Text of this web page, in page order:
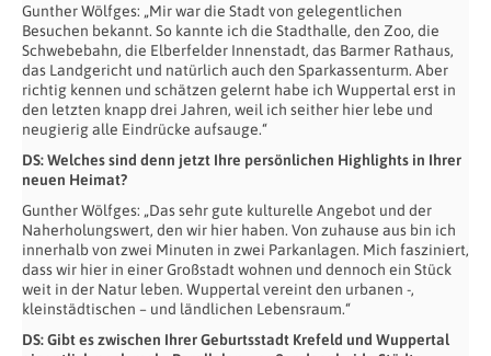
Gunther Wölfges: „Mir war die Stadt von gelegentlichen
Besuchen bekannt. So kannte ich die Stadthalle, den Zoo, die
Schwebebahn, die Elberfelder Innenstadt, das Barmer Rathaus,
das Landgericht und natürlich auch den Sparkassenturm. Aber
richtig kennen und schätzen gelernt habe ich Wuppertal erst in
den letzten knapp drei Jahren, weil ich seither hier lebe und
neugierig alle Eindrücke aufsauge.“
DS: Welches sind denn jetzt Ihre persönlichen Highlights in Ihrer
neuen Heimat?
Gunther Wölfges: „Das sehr gute kulturelle Angebot und der
Naherholungswert, den wir hier haben. Von zuhause aus bin ich
innerhalb von zwei Minuten in zwei Parkanlagen. Mich fasziniert,
dass wir hier in einer Großstadt wohnen und dennoch ein Stück
weit in der Natur leben. Wuppertal vereint den urbanen -,
kleinstädtischen – und ländlichen Lebensraum.“
DS: Gibt es zwischen Ihrer Geburtsstadt Krefeld und Wuppertal